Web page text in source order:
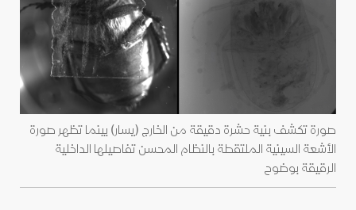
صورة تكشف بنية حشرة دقيقة من الخارج (يسار) بينما تظهر صورة
الأشعة السينية الملتقطة بالنظام المحسن تفاصيلها الداخلية
الرقيقة بوضوح